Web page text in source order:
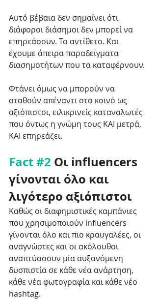
Αυτό βέβαια δεν σημαίνει ότι
διάφοροι διάσημοι δεν μπορεί να
επηρεάσουν. Το αντίθετο. Και
έχουμε άπειρα παραδείγματα
διασημοτήτων που τα καταφέρνουν.
Φτάνει όμως να μπορούν να
σταθούν απέναντι στο κοινό ως
αξιόπιστοι, ειλικρινείς καταναλωτές
που όντως η γνώμη τους ΚΑΙ μετρά,
ΚΑΙ επηρεάζει.
Fact #2 Οι influencers
γίνονται όλο και
λιγότερο αξιόπιστοι
Καθώς οι διαφημιστικές καμπάνιες
που χρησιμοποιούν influencers
γίνονται όλο και πιο κραυγαλέες, οι
αναγνώστες και οι ακόλουθοι
αναπτύσσουν μία αυξανόμενη
δυσπιστία σε κάθε νέα ανάρτηση,
κάθε νέα φωτογραφία και κάθε νέο
hashtag.